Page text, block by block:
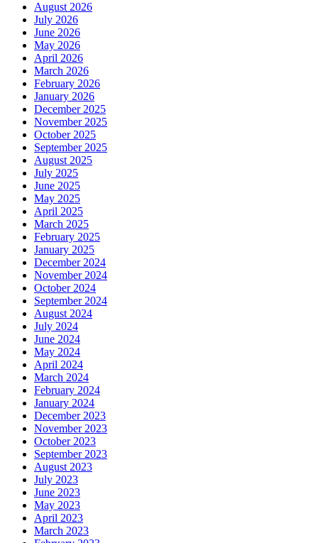
August 2026
July 2026
June 2026
May 2026
April 2026
March 2026
February 2026
January 2026
December 2025
November 2025
October 2025
September 2025
August 2025
July 2025
June 2025
May 2025
April 2025
March 2025
February 2025
January 2025
December 2024
November 2024
October 2024
September 2024
August 2024
July 2024
June 2024
May 2024
April 2024
March 2024
February 2024
January 2024
December 2023
November 2023
October 2023
September 2023
August 2023
July 2023
June 2023
May 2023
April 2023
March 2023